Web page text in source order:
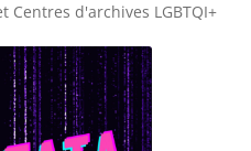
Centres d'archives LGBTQI+